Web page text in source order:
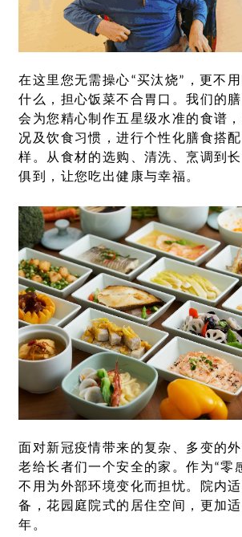
在这里您无需操心“买汰烧”
，更不
什么，担心饭菜不合胃口。我们的
会为您精心制作五星级水准的食谱
况及饮食习惯，进行个性化膳食搭
样。从食材的选购、清洗、烹调到
俱到，让您吃出健康与幸福。
面对新冠疫情带来的复杂、多变的
老给长者们一个安全的家。作为“零
不用为外部环境变化而担忧。院内
备，花园庭院式的居住空间，更加
年。